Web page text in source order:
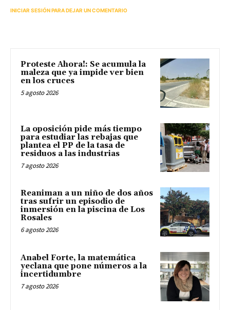
INICIAR SESIÓN PARA DEJAR UN COMENTARIO
Proteste Ahora!: Se acumula la
maleza que ya impide ver bien
en los cruces
5 agosto 2026
La oposición pide más tiempo
para estudiar las rebajas que
plantea el PP de la tasa de
residuos a las industrias
7 agosto 2026
Reaniman a un niño de dos años
tras sufrir un episodio de
inmersión en la piscina de Los
Rosales
6 agosto 2026
Anabel Forte, la matemática
yeclana que pone números a la
incertidumbre
7 agosto 2026